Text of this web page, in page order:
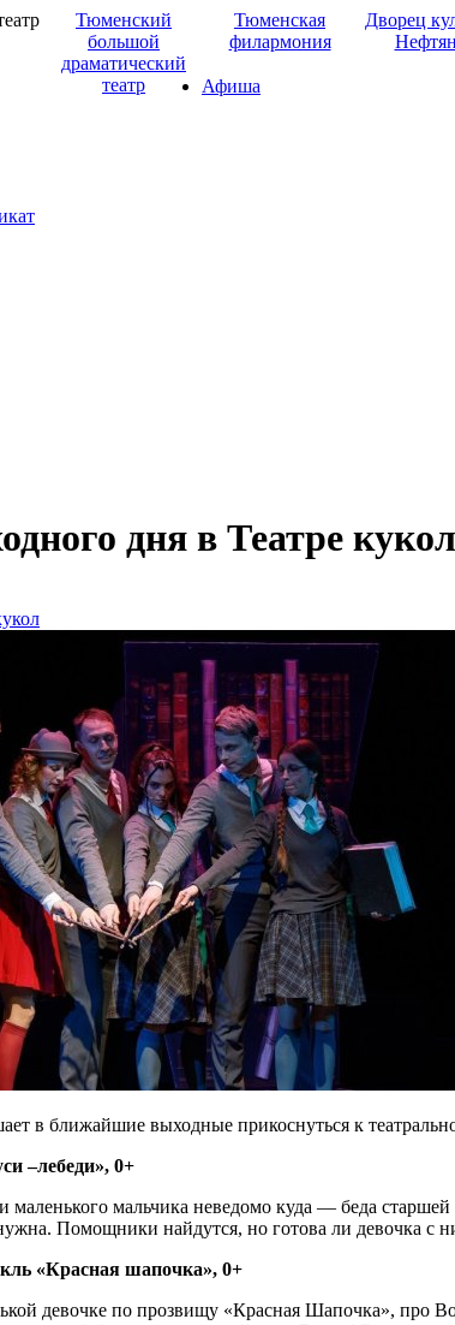
Тюменский
большой
драматический
театр
Тюменская
филармония
Дворец
Афиша
дня в Театре кукол
в ближайшие выходные прикоснуться к
–лебеди», 0+
мальчика неведомо куда — беда
Помощники найдутся, но готова ли девочка с
«Красная шапочка», 0+
девочке по прозвищу «Красная Шапочка», про